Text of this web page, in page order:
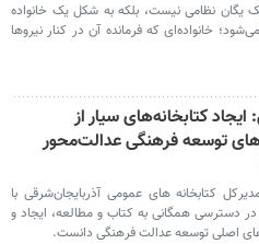
یگان نظامی نیست، بلکه به شکل یک خانواده
خانواده‌ای که فرمانده آن در کنار نیروها
ایجاد کتابخانه‌های سیار از
توسعه فرهنگی عدالت‌محور
کتابخانه های عمومی آذربایجان‌شرقی با
دسترسی همگانی به کتاب و مطالعه، ایجاد و
اصلی توسعه عدالت فرهنگی دانست.